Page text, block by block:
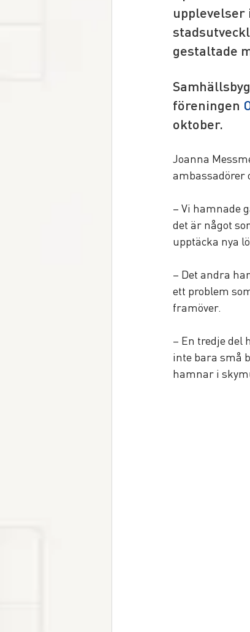
upplevelser
gestaltade
föreningen
oktober.
Joanna
ambassadörer
– Vi hamnade
det är något
upptäcka nya
– Det andra
ett problem
framöver.
– En tredje del
inte bara små
hamnar i